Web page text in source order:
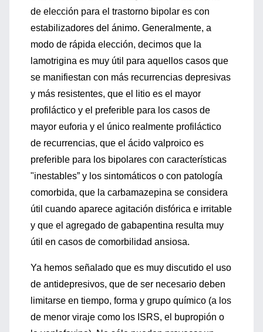
de elección para el trastorno bipolar es con
estabilizadores del ánimo. Generalmente, a
modo de rápida elección, decimos que la
lamotrigina es muy útil para aquellos casos que
se manifiestan con más recurrencias depresivas
y más resistentes, que el litio es el mayor
profiláctico y el preferible para los casos de
mayor euforia y el único realmente profiláctico
de recurrencias, que el ácido valproico es
preferible para los bipolares con características
"inestables” y los sintomáticos o con patología
comorbida, que la carbamazepina se considera
útil cuando aparece agitación disfórica e irritable
y que el agregado de gabapentina resulta muy
útil en casos de comorbilidad ansiosa.
Ya hemos señalado que es muy discutido el uso
de antidepresivos, que de ser necesario deben
limitarse en tiempo, forma y grupo químico (a los
de menor viraje como los ISRS, el bupropión o